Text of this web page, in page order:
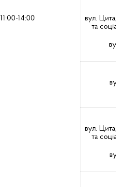
11:00-14:00
вул.
та
вул.
та